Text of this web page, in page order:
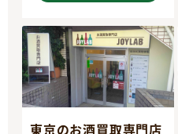
東京のお酒買取専門店